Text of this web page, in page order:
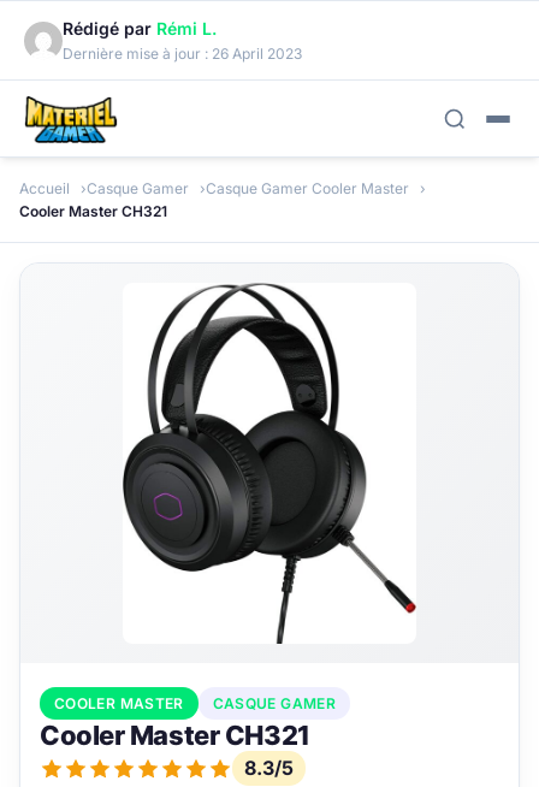
Rédigé par Rémi L.
Dernière mise à jour : 26 April 2023
Accueil Casque Gamer
Casque Gamer Cooler Master
Cooler Master CH321
COOLER MASTER CASQUE GAMER
Cooler Master CH321
8.3/5